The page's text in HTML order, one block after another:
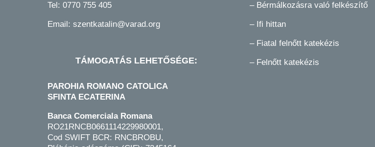
Tel: 0770 755 405
Email: szentkatalin@varad.org
TÁMOGATÁS LEHETŐSÉGE:
PAROHIA ROMANO CATOLICA
SFINTA ECATERINA
Banca Comerciala Romana
RO21RNCB0661114229980001,
Cod SWIFT BCR: RNCBROBU,
– Bérmálkozásra való felkészítő
–Ifi hittan
– Fiatal felnőtt katekézis
– Felnőtt katekézis